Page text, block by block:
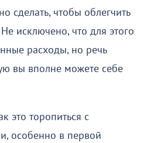
сделать, чтобы облегчить
исключено, что для этого
расходы, но речь
вы вполне можете себе
это торопиться с
особенно в первой